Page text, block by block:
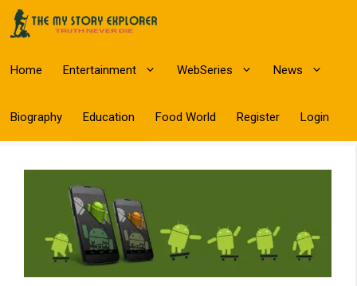
Skip
to
Home Entertainment WebSeries News
Biography Education Food World Register Login